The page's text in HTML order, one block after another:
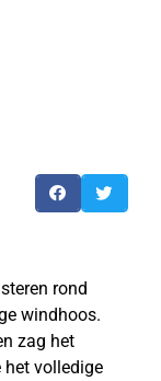
rond
windhoos.
zag het
het volledige